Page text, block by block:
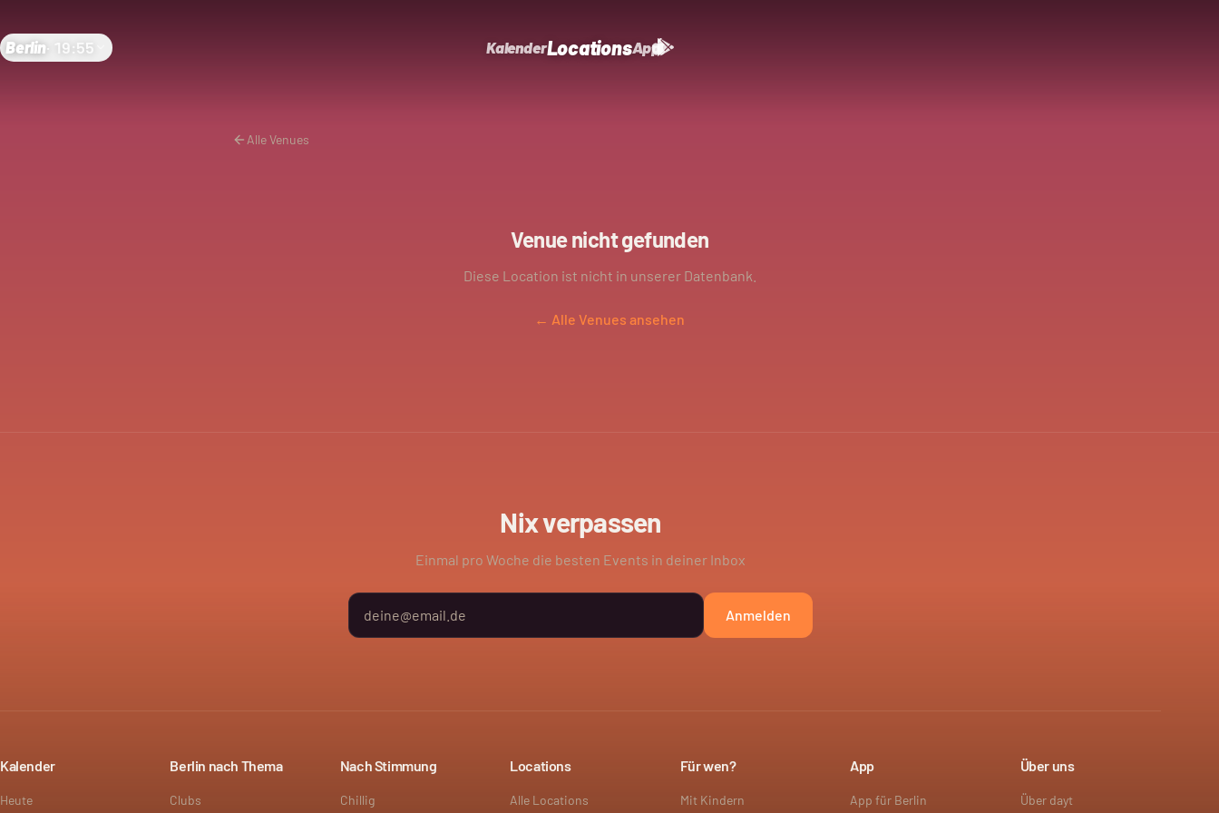
Berlin· 19:55 KalenderLocationsApp
Alle Venues
Venue nicht gefunden
Diese Location ist nicht in unserer Datenbank.
← Alle Venues ansehen
Nix verpassen
Einmal pro Woche die besten Events in deiner Inbox
Anmelden
Kalender
Heute
Berlin nach Thema
Clubs
Nach Stimmung
Chillig
Locations
Alle Locations
Für wen?
Mit Kindern
App
App für Berlin
Über uns
Über dayt